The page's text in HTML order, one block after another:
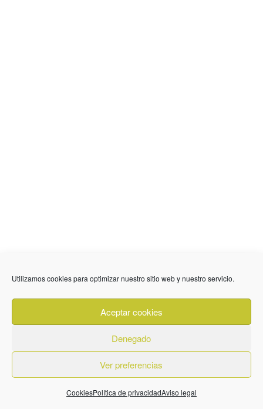
Utilizamos cookies para optimizar nuestro sitio web y nuestro servicio.
Aceptar cookies
Denegado
Ver preferencias
CookiesPolítica de privacidadAviso legal
636 01 61 85
Fuente Palmera
info @ fuentepalmerainformacion.es
Privacidad Aviso legal
Cookies
Quiénes Somos
Contacto